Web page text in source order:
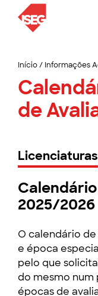
Início/ Informações
de
Licenciaturas
2025/2026
O calendário
e época
pelo que
do mesmo num
épocas de